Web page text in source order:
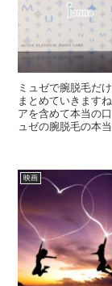
ミュゼで腕脱毛だ
まとめていきます
アを含めて本当の
ュゼの腕脱毛の本
映画